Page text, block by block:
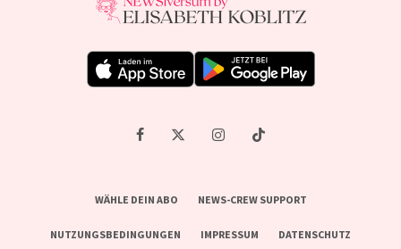
WÄHLE DEIN ABO NEWS-CREW SUPPORT
NUTZUNGSBEDINGUNGEN IMPRESSUM DATENSCHUTZ